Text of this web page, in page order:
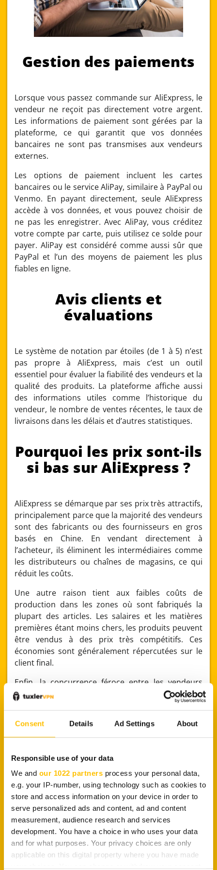
Consent Details Ad Settings About
Responsible use of your data
We and our 1022 partners process your personal data,
e.g. your IP-number, using technology such as cookies to
store and access information on your device in order to
serve personalized ads and content, ad and content
measurement, audience research and services
development. You have a choice in who uses your data
and for what purposes. Your privacy choices are only
applicable on this digital property where you have made
Gestion des paiements
Lorsque vous passez commande sur AliExpress, le
vendeur ne reçoit pas directement votre argent.
Les informations de paiement sont gérées par la
plateforme, ce qui garantit que vos données
bancaires ne sont pas transmises aux vendeurs
externes.
Les options de paiement incluent les cartes
bancaires ou le service AliPay, similaire à PayPal ou
Venmo. En payant directement, seule AliExpress
accède à vos données, et vous pouvez choisir de
ne pas les enregistrer. Avec AliPay, vous créditez
votre compte par carte, puis utilisez ce solde pour
payer. AliPay est considéré comme aussi sûr que
PayPal et l’un des moyens de paiement les plus
fiables en ligne.
Avis clients et
évaluations
Le système de notation par étoiles (de 1 à 5) n’est
pas propre à AliExpress, mais c’est un outil
essentiel pour évaluer la fiabilité des vendeurs et la
qualité des produits. La plateforme affiche aussi
des informations utiles comme l’historique du
vendeur, le nombre de ventes récentes, le taux de
livraisons dans les délais et d’autres statistiques.
Pourquoi les prix sont-ils
si bas sur AliExpress ?
AliExpress se démarque par ses prix très attractifs,
principalement parce que la majorité des vendeurs
sont des fabricants ou des fournisseurs en gros
basés en Chine. En vendant directement à
l’acheteur, ils éliminent les intermédiaires comme
les distributeurs ou chaînes de magasins, ce qui
réduit les coûts.
Une autre raison tient aux faibles coûts de
production dans les zones où sont fabriqués la
plupart des articles. Les salaires et les matières
premières étant moins chers, les produits peuvent
être vendus à des prix très compétitifs. Ces
économies sont généralement répercutées sur le
client final.
Enfin, la concurrence féroce entre les vendeurs
pour proposer des produits similaires pousse les
prix encore plus à la baisse. C’est cette
réputation de plateforme à petits prix.
Comment acheter en